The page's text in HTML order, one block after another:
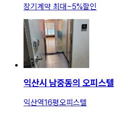
장기계약 최대 ~5%할인
익산시 남중동의 오피스텔
익산역16평오피스텔